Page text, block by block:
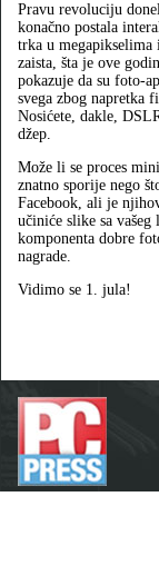
Pravu revoluciju
konačno postala
trka u megapikselima
zaista, šta je ove
pokazuje da su foto-
svega zbog napretka
Nosićete, dakle,
džep.
Može li se proces
znatno sporije nego
Facebook, ali je
učiniće slike sa
komponenta dobre
nagrade.
Vidimo se 1. jula!